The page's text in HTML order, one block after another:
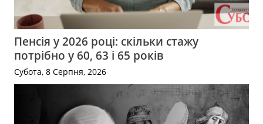
Пенсія у 2026 році: скільки стажу
потрібно у 60, 63 і 65 років
Субота, 8 Серпня, 2026